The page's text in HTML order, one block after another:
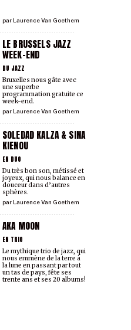
parLaurence Van Goethem
LE BRUSSELS JAZZ
WEEK-END
DU JAZZ
parLaurence Van Goethem
Bruxelles nous gâte avec
une superbe
programmation gratuite ce
week-end.
SOLEDAD KALZA & SINA
KIENOU
EN DUO
parLaurence Van Goethem
Du très bon son, métissé et
joyeux, qui nous balance en
douceur dans d’autres
sphères.
AKA MOON
EN TRIO
Le mythique trio de jazz, qui
nous emmène de la terre à
la lune en passant par tout
un tas de pays, fête ses
trente ans et ses 20 albums!